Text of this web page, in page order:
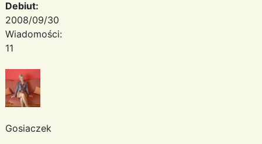
Debiut:
2008/09/30
Wiadomości:
11
Gosiaczek